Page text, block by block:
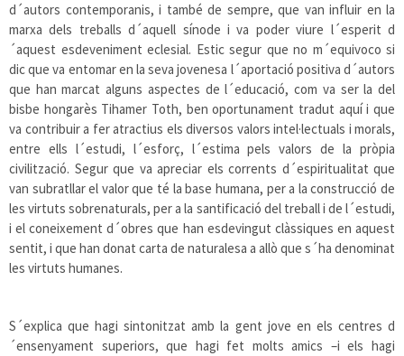
d´autors contemporanis, i també de sempre, que van influir en la
marxa dels treballs d´aquell sínode i va poder viure l´esperit d
´aquest esdeveniment eclesial. Estic segur que no m´equivoco si
dic que va entomar en la seva jovenesa l´aportació positiva d´autors
que han marcat alguns aspectes de l´educació, com va ser la del
bisbe hongarès Tihamer Toth, ben oportunament tradut aquí i que
va contribuir a fer atractius els diversos valors intel·lectuals i morals,
entre ells l´estudi, l´esforç, l´estima pels valors de la pròpia
civilització. Segur que va apreciar els corrents d´espiritualitat que
van subratllar el valor que té la base humana, per a la construcció de
les virtuts sobrenaturals, per a la santificació del treball i de l´estudi,
i el coneixement d´obres que han esdevingut clàssiques en aquest
sentit, i que han donat carta de naturalesa a allò que s´ha denominat
les virtuts humanes.
S´explica que hagi sintonitzat amb la gent jove en els centres d
´ensenyament superiors, que hagi fet molts amics –i els hagi